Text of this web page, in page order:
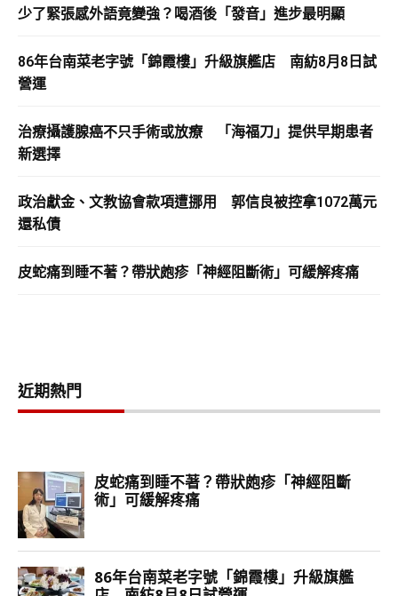
少了緊張感外語竟變強？喝酒後「發音」進步最明顯
86年台南菜老字號「錦霞樓」升級旗艦店 南紡8月8日試
營運
治療攝護腺癌不只手術或放療 「海福刀」提供早期患者
新選擇
政治獻金、文教協會款項遭挪用 郭信良被控拿1072萬元
還私債
皮蛇痛到睡不著？帶狀皰疹「神經阻斷術」可緩解疼痛
近期熱門